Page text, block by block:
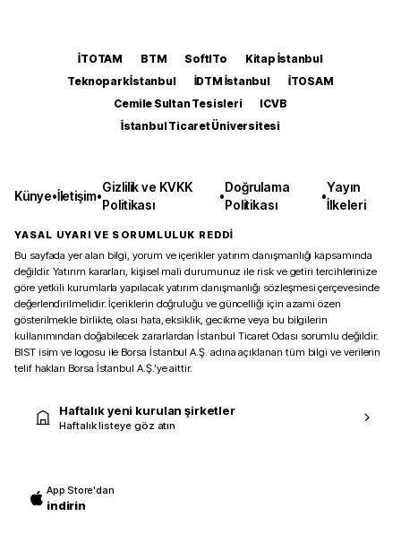
İTOTAM BTM SoftITo
Kitap İstanbul
Teknopark İstanbul
İDTM İstanbul
İTOSAM
Cemile Sultan Tesisleri
ICVB
İstanbul Ticaret Üniversitesi
Künye•İletişim•
Gizlilik ve KVKK
Politikası
•
Doğrulama
Politikası
•
Yayın
İlkeleri
YASAL UYARI VE SORUMLULUK REDDİ
Bu sayfada yer alan bilgi, yorum ve içerikler yatırım danışmanlığı kapsamında
değildir. Yatırım kararları, kişisel mali durumunuz ile risk ve getiri tercihlerinize
göre yetkili kurumlarla yapılacak yatırım danışmanlığı sözleşmesi çerçevesinde
değerlendirilmelidir. İçeriklerin doğruluğu ve güncelliği için azami özen
gösterilmekle birlikte, olası hata, eksiklik, gecikme veya bu bilgilerin
kullanımından doğabilecek zararlardan İstanbul Ticaret Odası sorumlu değildir.
BIST isim ve logosu ile Borsa İstanbul A.Ş. adına açıklanan tüm bilgi ve verilerin
telif hakları Borsa İstanbul A.Ş.’ye aittir.
Haftalık yeni kurulan şirketler
Haftalık listeye göz atın
App Store'dan
indirin